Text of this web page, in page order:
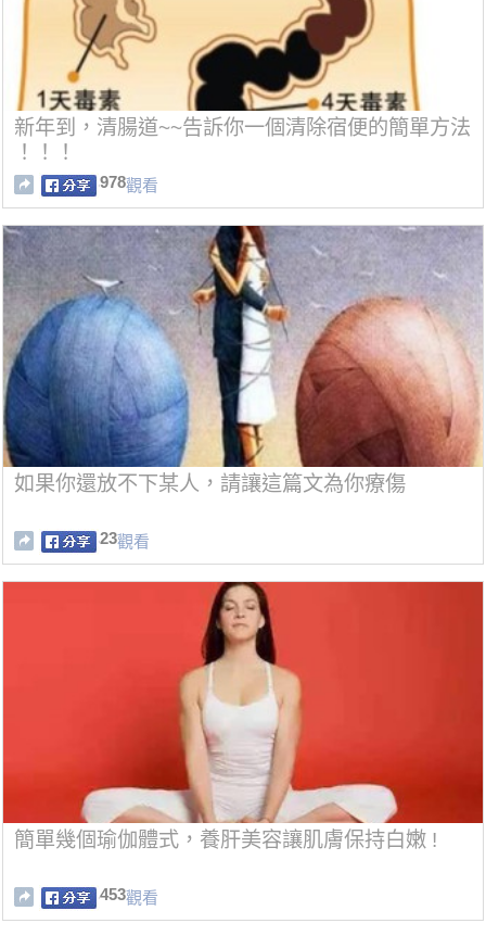
新年到，清腸道~~告訴你一個清除宿便的簡單方法
！！！
978觀看
如果你還放不下某人，請讓這篇文為你療傷
23觀看
簡單幾個瑜伽體式，養肝美容讓肌膚保持白嫩 !
453觀看